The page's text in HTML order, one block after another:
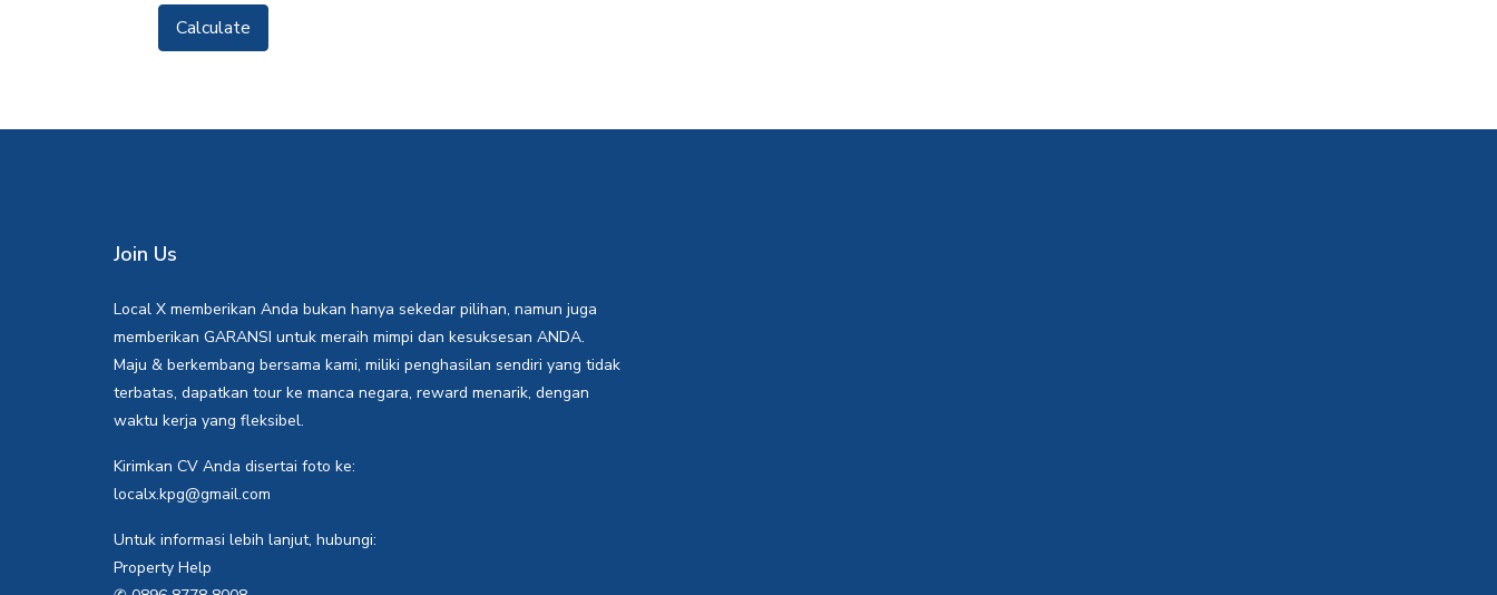
Calculate
Join Us
Local X memberikan Anda bukan hanya sekedar pilihan, namun juga
memberikan GARANSI untuk meraih mimpi dan kesuksesan ANDA.
Maju & berkembang bersama kami, miliki penghasilan sendiri yang tidak
terbatas, dapatkan tour ke manca negara, reward menarik, dengan
waktu kerja yang fleksibel.
Kirimkan CV Anda disertai foto ke:
localx.kpg@gmail.com
Untuk informasi lebih lanjut, hubungi:
Property Help